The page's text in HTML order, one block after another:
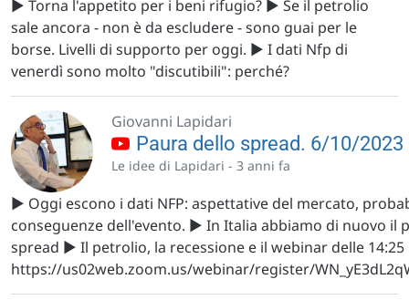
▶️ Torna l'appetito per i beni rifugio? ▶️ Se il petrolio
sale ancora - non è da escludere - sono guai per le
borse. Livelli di supporto per oggi. ▶️ I dati Nfp di
venerdì sono molto "discutibili": perché?
Giovanni Lapidari
Paura dello spread. 6/10/2023
Le idee di Lapidari - 3 anni fa
▶️ Oggi escono i dati NFP: aspettative del mercato,
conseguenze dell'evento. ▶️ In Italia abbiamo di nuovo il
spread ▶️ Il petrolio, la recessione e il webinar delle 14:25
https://us02web.zoom.us/webinar/register/